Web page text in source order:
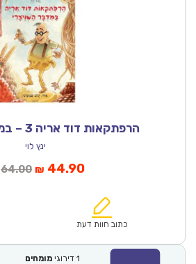
הרפתקאות דוד אריה 3 – במדבר השוויצרי
ינץ לוי
64.00המחיר
₪64.00.
₪ 44.90המחיר
הוא:
כתוב חוות דעת
1 דירוגי מומחים